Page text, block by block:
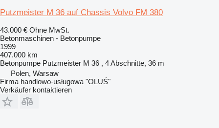
Putzmeister M 36 auf Chassis Volvo FM 380
43.000 € Ohne MwSt.
Betonmaschinen - Betonpumpe
1999
407.000 km
Betonpumpe Putzmeister M 36 , 4 Abschnitte, 36 m
Polen, Warsaw
Firma handlowo-usługowa "OLUŚ"
Verkäufer kontaktieren